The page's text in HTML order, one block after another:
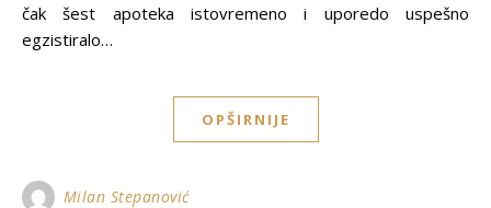
čak šest apoteka istovremeno i uporedo uspešno
egzistiralo…
OPŠIRNIJE
Milan Stepanović